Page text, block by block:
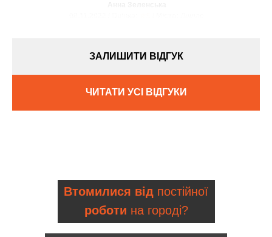
Анна Зеленська
ЗАЛИШИТИ ВІДГУК
ЧИТАТИ УСІ ВІДГУКИ
Втомилися від постійної
роботи на городі?